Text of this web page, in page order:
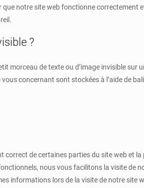
notre site web fonctionne correctement
?
morceau de texte ou d’image invisible sur
concernant sont stockées à l’aide de
de certaines parties du site web et la
nous vous facilitons la visite de
informations lors de la visite de notre site